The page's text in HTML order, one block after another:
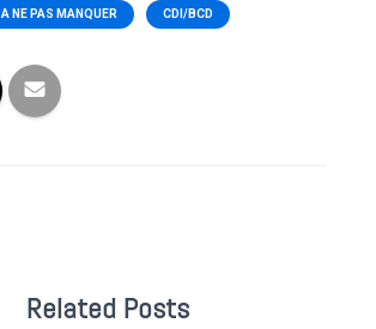
A NE PAS MANQUER CDI/BCD
Related Posts